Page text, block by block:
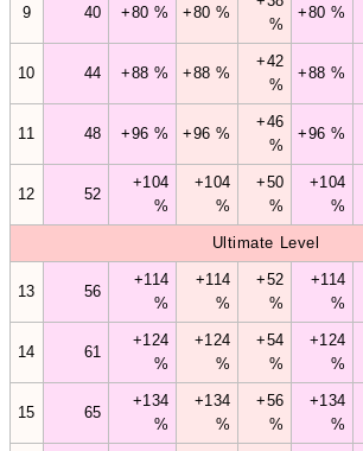
9 40 +80 % +80 %
%
+80 %
10 44 +88 % +88 %
+42
%
+88 %
11 48 +96 % +96 %
+46
%
+96 %
12 52
+104
%
+104
%
+50
%
+104
%
Ultimate Level
13 56
+114
%
+114
%
+52
%
+114
%
14 61
+124
%
+124
%
+54
%
+124
%
15 65
+134
%
+134
%
+56
%
+134
%